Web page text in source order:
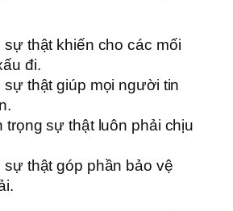
sự thật khiến cho các mối
đi.
sự thật giúp mọi người tin
trọng sự thật luôn phải chịu
sự thật góp phần bảo vệ